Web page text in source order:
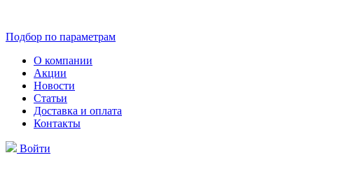
Подбор по параметрам
О компании
Акции
Новости
Статьи
Доставка и оплата
Контакты
Войти